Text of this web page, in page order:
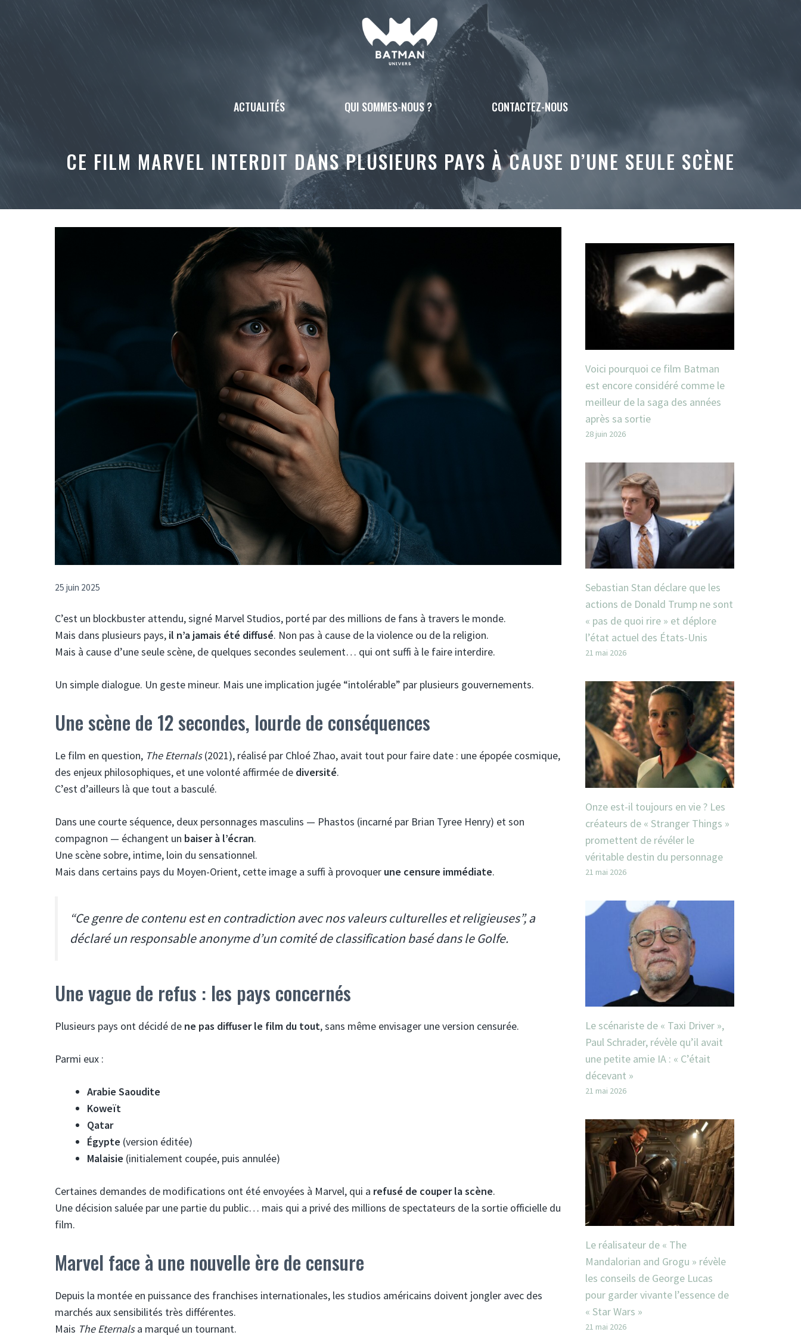
ACTUALITÉS QUI SOMMES-NOUS ? CONTACTEZ-NOUS
CE FILM MARVEL INTERDIT DANS PLUSIEURS PAYS À CAUSE D’UNE SEULE SCÈNE
25 juin 2025
C’est un blockbuster attendu, signé Marvel Studios, porté par des millions de fans à travers le monde.
Mais dans plusieurs pays, il n’a jamais été diffusé. Non pas à cause de la violence ou de la religion.
Mais à cause d’une seule scène, de quelques secondes seulement… qui ont suffi à le faire interdire.
Un simple dialogue. Un geste mineur. Mais une implication jugée “intolérable” par plusieurs gouvernements.
Une scène de 12 secondes, lourde de conséquences
Le film en question, The Eternals(2021), réalisé par Chloé Zhao, avait tout pour faire date : une épopée cosmique,
des enjeux philosophiques, et une volonté affirmée de diversité.
C’est d’ailleurs là que tout a basculé.
Dans une courte séquence, deux personnages masculins — Phastos (incarné par Brian Tyree Henry) et son
compagnon — échangent un baiser à l’écran.
Une scène sobre, intime, loin du sensationnel.
Mais dans certains pays du Moyen-Orient, cette image a suffi à provoquer une censure immédiate.
“Ce genre de contenu est en contradiction avec nos valeurs culturelles et religieuses”, a
déclaré un responsable anonyme d’un comité de classification basé dans le Golfe.
Une vague de refus : les pays concernés
Plusieurs pays ont décidé de ne pas diffuser le film du tout, sans même envisager une version censurée.
Parmi eux :
Arabie Saoudite
Koweït
Qatar
Égypte (version éditée)
Malaisie (initialement coupée, puis annulée)
Certaines demandes de modifications ont été envoyées à Marvel, qui a refusé de couper la scène.
Une décision saluée par une partie du public… mais qui a privé des millions de spectateurs de la sortie officielle du
film.
Marvel face à une nouvelle ère de censure
Depuis la montée en puissance des franchises internationales, les studios américains doivent jongler avec des
marchés aux sensibilités très différentes.
Mais The Eternalsa marqué un tournant.
Voici pourquoi ce film Batman
est encore considéré comme le
meilleur de la saga des années
après sa sortie
28 juin 2026
Sebastian Stan déclare que les
actions de Donald Trump ne sont
« pas de quoi rire » et déplore
l’état actuel des États-Unis
21 mai 2026
Onze est-il toujours en vie ? Les
créateurs de « Stranger Things »
promettent de révéler le
véritable destin du personnage
21 mai 2026
Le scénariste de « Taxi Driver »,
Paul Schrader, révèle qu’il avait
une petite amie IA : « C’était
décevant »
21 mai 2026
Le réalisateur de « The
Mandalorian and Grogu » révèle
les conseils de George Lucas
pour garder vivante l’essence de
« Star Wars »
21 mai 2026